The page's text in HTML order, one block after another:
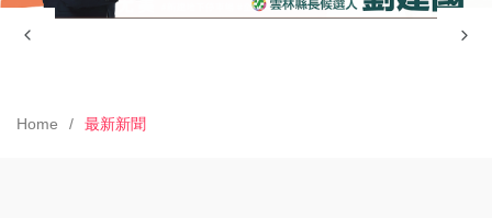
Home 最新新聞